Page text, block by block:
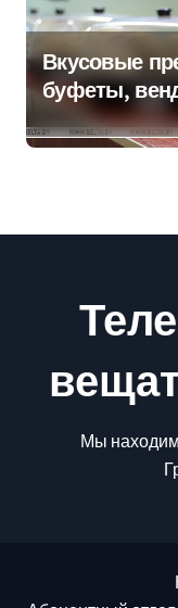
Вкусовые
буфеты,
аппараты.
изменениях
Мы